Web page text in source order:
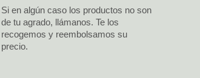
Si en algún caso los productos no son
de tu agrado, llámanos. Te los
recogemos y reembolsamos su
precio.